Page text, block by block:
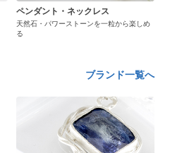
ペンダント・ネックレス
天然石・パワーストーンを一粒から楽しめ
る
ブランド一覧へ